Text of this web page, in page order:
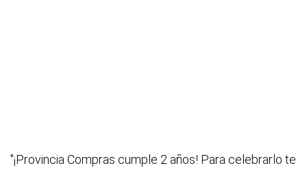
"¡Provincia Compras cumple 2 años! Para celebrarlo te